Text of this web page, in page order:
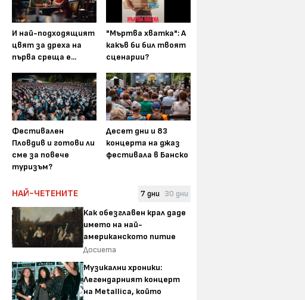
И най-подходящият
цвят за дреха на
първа среща е...
"Мъртва хватка": А
какъв би бил твоят
сценарии?
Фестивален
Пловдив и готови ли
сме за повече
туризъм?
Десет дни и 83
концерта на джаз
фестивала в Банско
НАЙ-ЧЕТЕНИТЕ 7 дни 30 дни
Как обезглавен крал даде
името на най-
американското питие
Досиета
Музикални хроники:
Легендарният концерт
на Metallica, който